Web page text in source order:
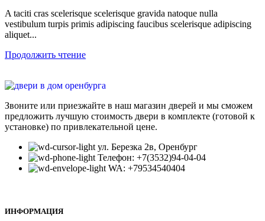
A taciti cras scelerisque scelerisque gravida natoque nulla
vestibulum turpis primis adipiscing faucibus scelerisque adipiscing
aliquet...
Продолжить чтение
Звоните или приезжайте в наш магазин дверей и мы сможем
предложить лучшую стоимость двери в комплекте (готовой к
установке) по привлекательной цене.
ул. Березка 2в, Оренбург
Телефон: +7(3532)94-04-04
WA: +79534540404
ИНФОРМАЦИЯ